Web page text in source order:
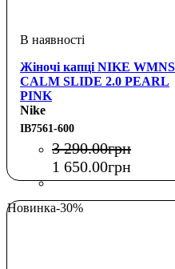
Жіночі капці NIKE WMNS
CALM SLIDE 2.0 PEARL
PINK
Nike
IB7561-600
3 290.00грн
1 650.00грн
Новинка-30%